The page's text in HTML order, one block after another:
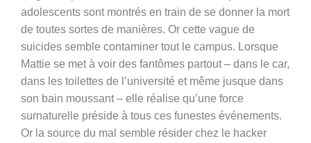
adolescents sont montrés en train de se donner la mort
de toutes sortes de manières. Or cette vague de
suicides semble contaminer tout le campus. Lorsque
Mattie se met à voir des fantômes partout – dans le car,
dans les toilettes de l’université et même jusque dans
son bain moussant – elle réalise qu’une force
surnaturelle préside à tous ces funestes événements.
Or la source du mal semble résider chez le hacker